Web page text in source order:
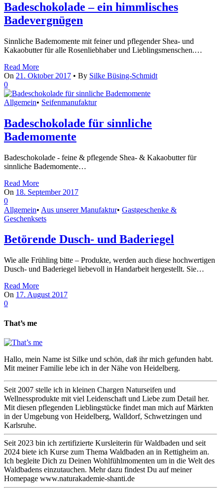
Badeschokolade – ein himmlisches
Badevergnügen
Sinnliche Bademomente mit feiner und pflegender Shea- und
Kakaobutter für alle Rosenliebhaber und Lieblingsmenschen.…
Read More
On 21. Oktober 2017 • By Silke Büsing-Schmidt
0
Allgemein• Seifenmanufaktur
Badeschokolade für sinnliche
Bademomente
Badeschokolade - feine & pflegende Shea- & Kakaobutter für
sinnliche Bademomente…
Read More
On 18. September 2017
0
Allgemein• Aus unserer Manufaktur• Gastgeschenke &
Geschenksets
Betörende Dusch- und Baderiegel
Wie alle Frühling bitte – Produkte, werden auch diese hochwertigen
Dusch- und Baderiegel liebevoll in Handarbeit hergestellt. Sie…
Read More
On 17. August 2017
0
That’s me
Hallo, mein Name ist Silke und schön, daß ihr mich gefunden habt.
Mit meiner Familie lebe ich in der Nähe von Heidelberg.
Seit 2007 stelle ich in kleinen Chargen Naturseifen und
Wellnessprodukte mit viel Leidenschaft und Liebe zum Detail her.
Mit diesen pflegenden Lieblingstücke findet man mich auf Märkten
in der Umgebung von Heidelberg, Walldorf, Schwetzingen und
Karlsruhe.
Seit 2023 bin ich zertifizierte Kursleiterin für Waldbaden und seit
2024 biete ich Kurse zum Thema Waldbaden an in Rettigheim an.
Ich begleite Dich zu Deinen Wohlfühlmomenten um in die Welt des
Waldbadens einzutauchen. Mehr dazu findest Du auf meiner
Homepage www.naturakademie-shanti.de